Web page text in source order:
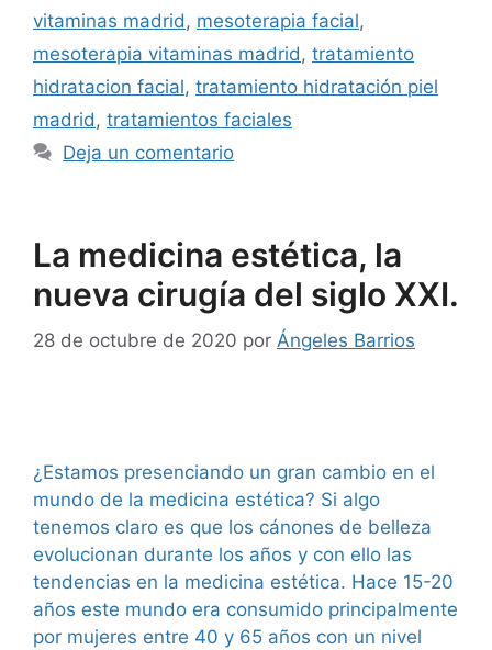
vitaminas madrid, mesoterapia facial,
mesoterapia vitaminas madrid, tratamiento
hidratacion facial, tratamiento hidratación piel
madrid, tratamientos faciales
Deja un comentario
La medicina estética, la
nueva cirugía del siglo XXI.
28 de octubre de 2020 por Ángeles Barrios
¿Estamos presenciando un gran cambio en el
mundo de la medicina estética? Si algo
tenemos claro es que los cánones de belleza
evolucionan durante los años y con ello las
tendencias en la medicina estética. Hace 15-20
años este mundo era consumido principalmente
por mujeres entre 40 y 65 años con un nivel